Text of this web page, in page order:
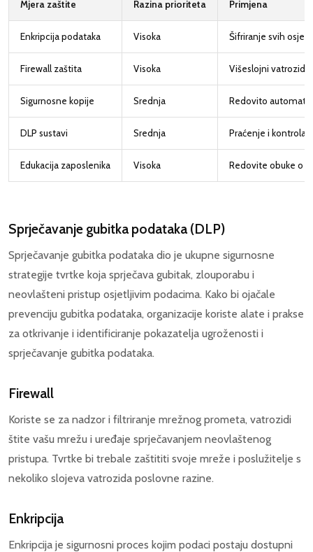
Mjera zaštite Razina prioriteta Primjena
Enkripcija podataka Visoka Šifriranje svih
Firewall zaštita Visoka Višeslojni vatrozidi
Sigurnosne kopije Srednja Redovito
DLP sustavi Srednja Praćenje i kontrola
Edukacija zaposlenika Visoka Redovite obuke o
Sprječavanje gubitka podataka (DLP)
Sprječavanje gubitka podataka dio je ukupne sigurnosne
strategije tvrtke koja sprječava gubitak, zlouporabu i
neovlašteni pristup osjetljivim podacima. Kako bi ojačale
prevenciju gubitka podataka, organizacije koriste alate i prakse
za otkrivanje i identificiranje pokazatelja ugroženosti i
sprječavanje gubitka podataka.
Firewall
Koriste se za nadzor i filtriranje mrežnog prometa, vatrozidi
štite vašu mrežu i uređaje sprječavanjem neovlaštenog
pristupa. Tvrtke bi trebale zaštititi svoje mreže i poslužitelje s
nekoliko slojeva vatrozida poslovne razine.
Enkripcija
Enkripcija je sigurnosni proces kojim podaci postaju dostupni